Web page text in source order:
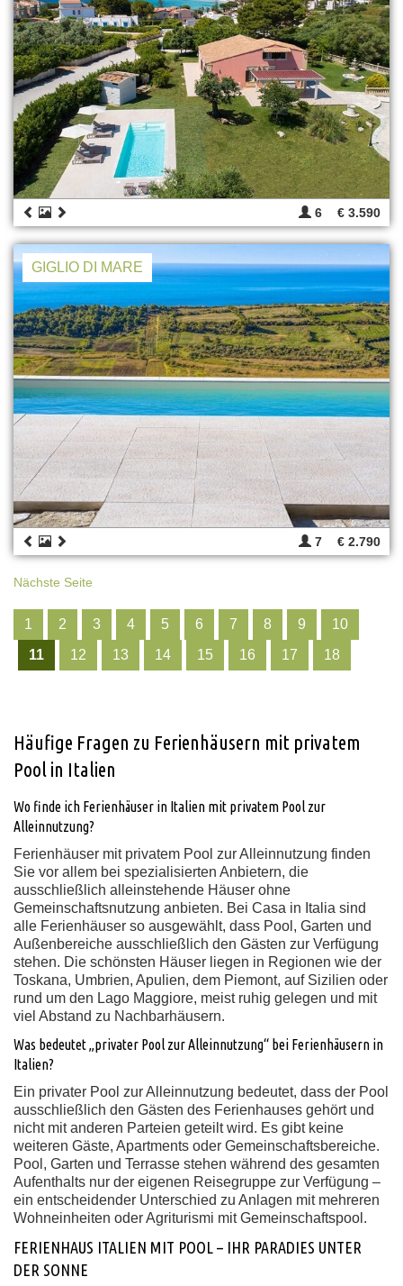
6 € 3.590
GIGLIO DI MARE
7 € 2.790
Nächste Seite
1 2 3 4 5 6 7 8 9
10
11
12 13 14 15 16 17 18
Häufige Fragen zu Ferienhäusern mit privatem
Pool in Italien
Wo finde ich Ferienhäuser in Italien mit privatem Pool zur
Alleinnutzung?
Ferienhäuser mit privatem Pool zur Alleinnutzung finden
Sie vor allem bei spezialisierten Anbietern, die
ausschließlich alleinstehende Häuser ohne
Gemeinschaftsnutzung anbieten. Bei Casa in Italia sind
alle Ferienhäuser so ausgewählt, dass Pool, Garten und
Außenbereiche ausschließlich den Gästen zur Verfügung
stehen. Die schönsten Häuser liegen in Regionen wie der
Toskana, Umbrien, Apulien, dem Piemont, auf Sizilien oder
rund um den Lago Maggiore, meist ruhig gelegen und mit
viel Abstand zu Nachbarhäusern.
Was bedeutet „privater Pool zur Alleinnutzung“ bei Ferienhäusern in
Italien?
Ein privater Pool zur Alleinnutzung bedeutet, dass der Pool
ausschließlich den Gästen des Ferienhauses gehört und
nicht mit anderen Parteien geteilt wird. Es gibt keine
weiteren Gäste, Apartments oder Gemeinschaftsbereiche.
Pool, Garten und Terrasse stehen während des gesamten
Aufenthalts nur der eigenen Reisegruppe zur Verfügung –
ein entscheidender Unterschied zu Anlagen mit mehreren
Wohneinheiten oder Agriturismi mit Gemeinschaftspool.
FERIENHAUS ITALIEN MIT POOL – IHR PARADIES UNTER
DER SONNE